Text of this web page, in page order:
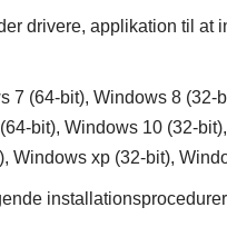
drivere, applikation til at
7 (64-bit), Windows 8 (32-
bit), Windows 10 (32-
Windows xp (32-bit),
installationsprocedurer